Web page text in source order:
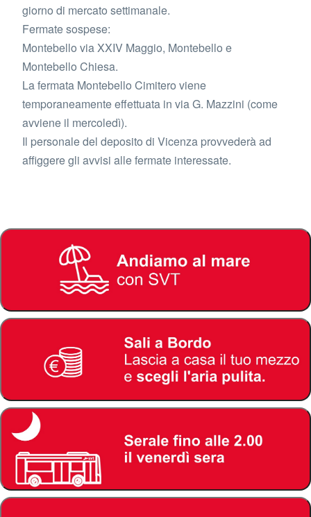
giorno di mercato settimanale.
Fermate sospese:
Montebello via XXIV Maggio, Montebello e
Montebello Chiesa.
La fermata Montebello Cimitero viene
temporaneamente effettuata in via G. Mazzini (come
avviene il mercoledì).
Il personale del deposito di Vicenza provvederà ad
affiggere gli avvisi alle fermate interessate.